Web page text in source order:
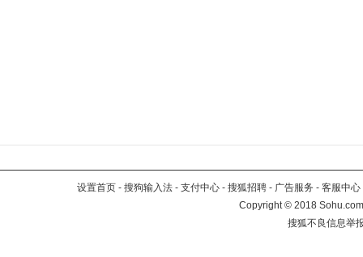
设置首页 - 搜狗输入法 - 支付中心 - 搜狐招聘 - 广告服务 - 客服中心
Copyright©2018
搜狐不良信息举